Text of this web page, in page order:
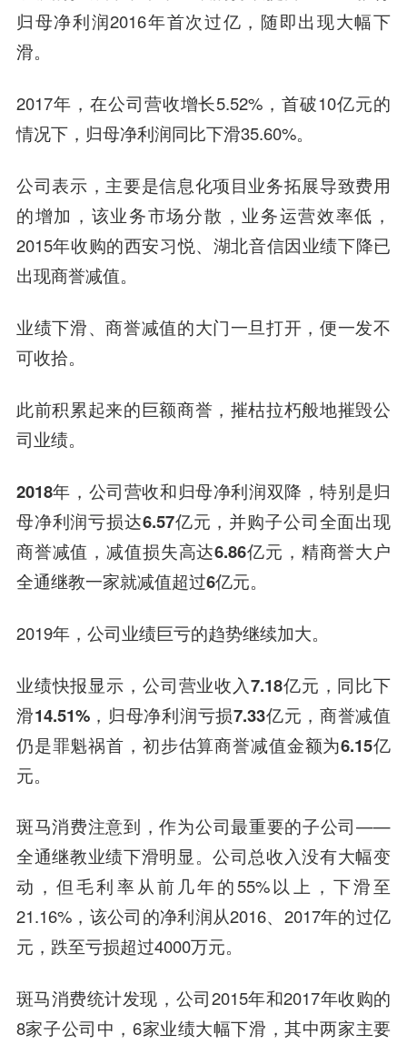
归母净利润2016年首次过亿，随即出现大幅下
滑。
2017年，在公司营收增长5.52%，首破10亿元的
情况下，归母净利润同比下滑35.60%。
公司表示，主要是信息化项目业务拓展导致费用
的增加，该业务市场分散，业务运营效率低，
2015年收购的西安习悦、湖北音信因业绩下降已
出现商誉减值。
业绩下滑、商誉减值的大门一旦打开，便一发不
可收拾。
此前积累起来的巨额商誉，摧枯拉朽般地摧毁公
司业绩。
2018年，公司营收和归母净利润双降，特别是归
母净利润亏损达6.57亿元，并购子公司全面出现
商誉减值，减值损失高达6.86亿元，精商誉大户
全通继教一家就减值超过6亿元。
2019年，公司业绩巨亏的趋势继续加大。
业绩快报显示，公司营业收入7.18亿元，同比下
滑14.51%，归母净利润亏损7.33亿元，商誉减值
仍是罪魁祸首，初步估算商誉减值金额为6.15亿
元。
斑马消费注意到，作为公司最重要的子公司——
全通继教业绩下滑明显。公司总收入没有大幅变
动，但毛利率从前几年的55%以上，下滑至
21.16%，该公司的净利润从2016、2017年的过亿
元，跌至亏损超过4000万元。
斑马消费统计发现，公司2015年和2017年收购的
8家子公司中，6家业绩大幅下滑，其中两家主要